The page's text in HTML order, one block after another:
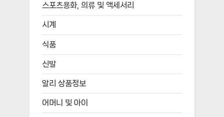
스포츠용화, 의류 및 액세서리
시계
식품
신발
알리 상품정보
어머니 및 아이